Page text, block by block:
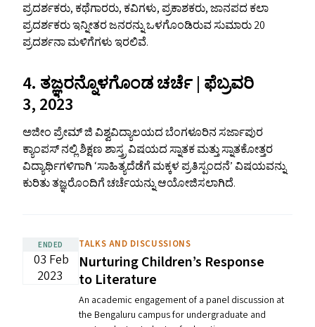
ಪ್ರದರ್ಶಕರು, ಕಥೆಗಾರರು, ಕವಿಗಳು, ಪ್ರಕಾಶಕರು, ಜಾನಪದ ಕಲಾ
ಪ್ರದರ್ಶಕರು ಇನ್ನೀತರ ಜನರನ್ನು ಒಳಗೊಂಡಿರುವ ಸುಮಾರು 20
ಪ್ರದರ್ಶನಾ ಮಳಿಗೆಗಳು ಇರಲಿವೆ.
4. ತಜ್ಞರನ್ನೊಳಗೊಂಡ ಚರ್ಚೆ | ಫೆಬ್ರವರಿ
3, 2023
ಅಜೀಂ ಪ್ರೇಮ್ ಜಿ ವಿಶ್ವವಿದ್ಯಾಲಯದ ಬೆಂಗಳೂರಿನ ಸರ್ಜಾಪುರ
ಕ್ಯಾಂಪಸ್ ನಲ್ಲಿ ಶಿಕ್ಷಣ ಶಾಸ್ತ್ರ ವಿಷಯದ ಸ್ನಾತಕ ಮತ್ತು ಸ್ನಾತಕೋತ್ತರ
ವಿದ್ಯಾರ್ಥಿಗಳಿಗಾಗಿ ‘ಸಾಹಿತ್ಯದೆಡೆಗೆ ಮಕ್ಕಳ ಪ್ರತಿಸ್ಪಂದನೆ’ ವಿಷಯವನ್ನು
ಕುರಿತು ತಜ್ಞರೊಂದಿಗೆ ಚರ್ಚೆಯನ್ನು ಆಯೋಜಿಸಲಾಗಿದೆ.
ENDED
03 Feb
2023
TALKS AND DISCUSSIONS
Nurturing Children’s Response
to Literature
An academic engagement of a panel discussion at
the Bengaluru campus for undergraduate and